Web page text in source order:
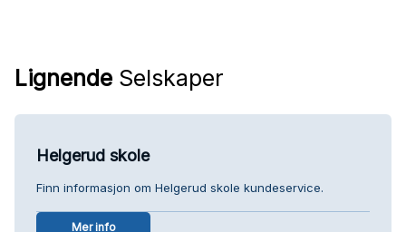
Lignende Selskaper
Helgerud skole
Finn informasjon om Helgerud skole kundeservice.
Mer info